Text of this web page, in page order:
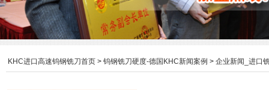
KHC进口高速钨钢铣刀首页 > 钨钢铣刀硬度-德国KHC新闻案例 > 企业新闻_进口